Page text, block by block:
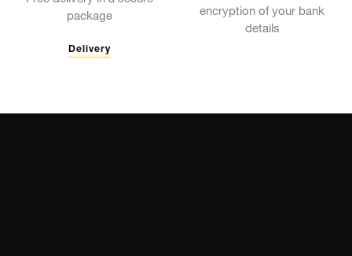
package
Delivery
encryption of your bank
details